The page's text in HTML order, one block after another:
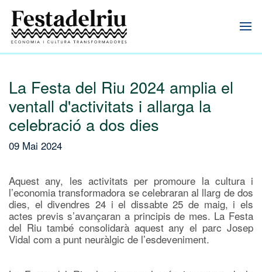
La Festa del Riu 2024 amplia el
ventall d'activitats i allarga la
celebració a dos dies
09 Mai 2024
Aquest any, les activitats per promoure la cultura i
l’economia transformadora se celebraran al llarg de dos
dies, el divendres 24 i el dissabte 25 de maig, i els
actes previs s’avançaran a principis de mes. La Festa
del Riu també consolidarà aquest any el parc Josep
Vidal com a punt neuràlgic de l’esdeveniment.